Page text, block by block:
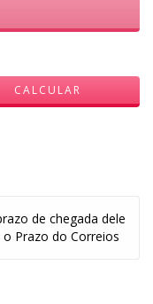
CALCULAR
de chegada dele
Prazo do Correios